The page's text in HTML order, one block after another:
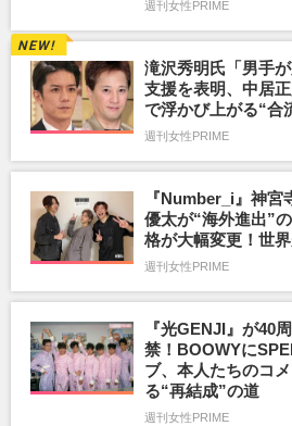
週刊女性PRIME
滝沢秀明氏「男手
支援を表明、中居
で浮かび上がる“合
週刊女性PRIME
『Number_i』神
優太が“海外進出”
格が大幅変更！世
週刊女性PRIME
『光GENJI』が40
禁！BOOWYに
ブ、本人たちのコ
る“再結成”の道
週刊女性PRIME